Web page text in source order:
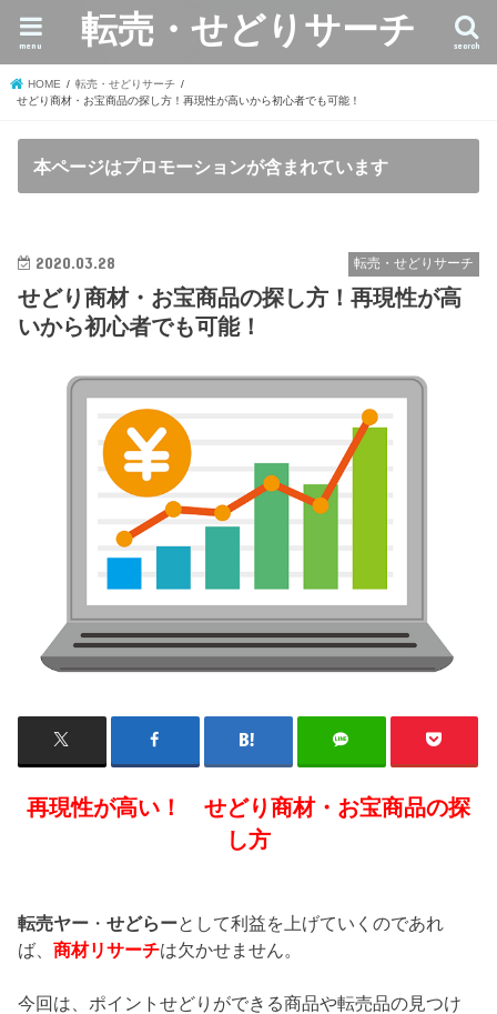
転売・せどりサーチ search
menu
HOME
転売・せどりサーチ
せどり商材・お宝商品の探し方！再現性が高いから初心者でも可能！
本ページはプロモーションが含まれています
転売・せどりサーチ
2020.03.28
せどり商材・お宝商品の探し方！再現性が高
いから初心者でも可能！
再現性が高い！ せどり商材・お宝商品の探
し方
転売ヤー ・せどらーとして利益を上げていくのであれ
ば、商材リサーチは欠かせません。
今回は、ポイントせどりができる商品や転売品の見つけ